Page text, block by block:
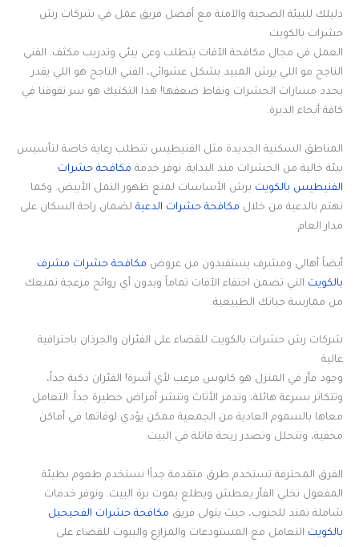
دليلك للبيئة الصحية والآمنة مع أفضل فريق عمل في شركات رش
حشرات بالكويت
العمل في مجال مكافحة الآفات يتطلب وعي بيئي وتدريب مكثف. الفني
الناجح مو اللي يرش المبيد بشكل عشوائي، الفني الناجح هو اللي يقدر
يحدد مسارات الحشرات ونقاط ضعفها! هذا التكتيك هو سر تفوقنا في
كافة أنحاء الديرة.
المناطق السكنية الجديدة مثل الفنيطيس تتطلب رعاية خاصة لتأسيس
بيئة خالية من الحشرات منذ البداية. نوفر خدمة مكافحة حشرات
الفنيطيس بالكويت برش الأساسات لمنع ظهور النمل الأبيض. وكما
نهتم بالدعية من خلال مكافحة حشرات الدعية لضمان راحة السكان على
مدار العام.
أيضاً أهالي ومشرف يستفيدون من عروض مكافحة حشرات مشرف
بالكويت التي تضمن اختفاء الآفات تماماً وبدون أي روائح مزعجة تمنعك
من ممارسة حياتك الطبيعية.
شركات رش حشرات بالكويت للقضاء على الفئران والجرذان باحترافية
عالية
وجود فأر في المنزل هو كابوس مرعب لأي أسرة! الفئران ذكية جداً،
وتتكاثر بسرعة هائلة، وتدمر الأثاث وتنشر أمراض خطيرة جداً. التعامل
معاها بالسموم العادية من الجمعية ممكن يؤدي لوفاتها في أماكن
مخفية، وتتحلل وتصدر ريحة قاتلة في البيت.
الفرق المحترفة تستخدم طرق متقدمة جداً! نستخدم طعوم بطيئة
المفعول تخلي الفأر يعطش ويطلع يموت برة البيت. ونوفر خدمات
شاملة تمتد للجنوب، حيث يتولى فريق مكافحة حشرات الفحيحيل
بالكويت التعامل مع المستودعات والمزارع والبيوت للقضاء على